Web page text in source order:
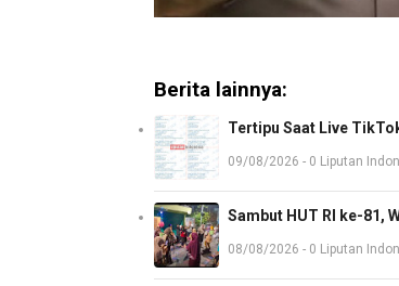
Berita lainnya:
Tertipu Saat Live
09/08/2026 - 0 Liputan
Sambut HUT RI ke-81,
08/08/2026 - 0 Liputan